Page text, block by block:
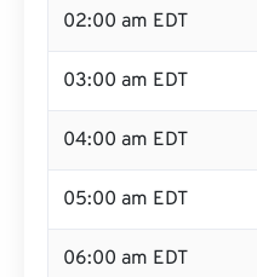
02:00 am EDT
03:00 am EDT
04:00 am EDT
05:00 am EDT
06:00 am EDT